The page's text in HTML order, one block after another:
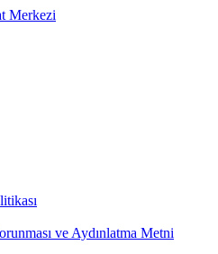
ve Aydınlatma Metni